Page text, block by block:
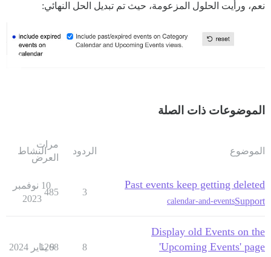
نعم، ورأيت الحلول المزعومة، حيث تم تبديل الحل النهائي:
الموضوعات ذات الصلة
الموضوع الردود
مرات
العرض
النشاط
Past events keep getting deleted
Support
calendar-and-events
3
485
10 نوفمبر
2023
Display old Events on the
'Upcoming Events' page
8
1268
9 يناير 2024